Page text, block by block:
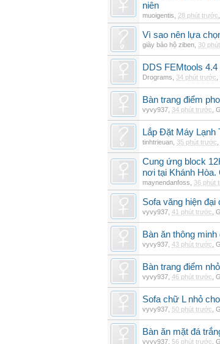
niên
muoigentis 28 phút trước
Vì sao nên lựa
giày bảo hộ ziben 30
DDS FEMtools 4.4
Drograms 34 phút trước
Bàn trang điểm
vyvy937 34 phút trước
Lắp Đặt Máy Lạnh
tinhtrieuan 35 phút trước
Cung ứng block
nơi tại Khánh Hòa.
maynendanfoss 36 phút
Sofa văng hiện
vyvy937 41 phút trước
Bàn ăn thông
vyvy937 43 phút trước
Bàn trang điểm
vyvy937 46 phút trước
Sofa chữ L nhỏ
vyvy937 50 phút trước
Bàn ăn mặt đá
vyvy937 56 phút trước